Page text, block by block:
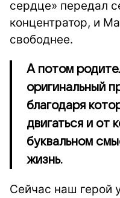
сердце» передал
концентратор, и
свободнее.
А потом
оригинальный
благодаря
двигаться и от
буквальном
жизнь.
Сейчас наш герой